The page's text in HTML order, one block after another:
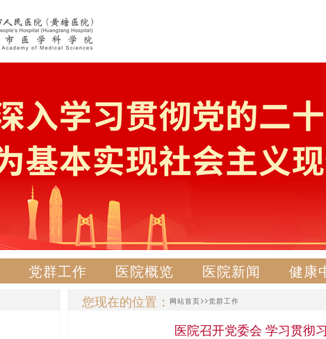
党群工作 医院概览 医院新闻 健康
您现在的位置： 网站首页>>党群工作
医院召开党委会 学习贯彻